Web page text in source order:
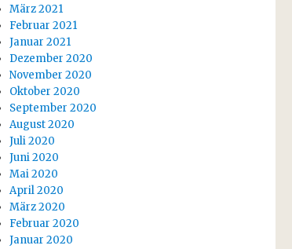
März 2021
Februar 2021
Januar 2021
Dezember 2020
November 2020
Oktober 2020
September 2020
August 2020
Juli 2020
Juni 2020
Mai 2020
April 2020
März 2020
Februar 2020
Januar 2020